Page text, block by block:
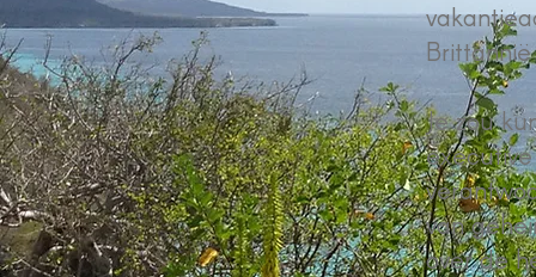
Je zou
van
over de